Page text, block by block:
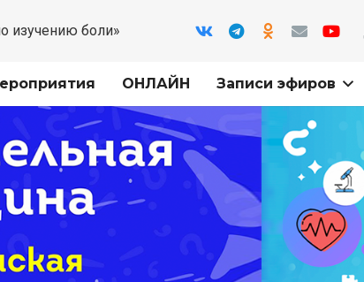
изучению боли»
ОНЛАЙН Записи эфиров